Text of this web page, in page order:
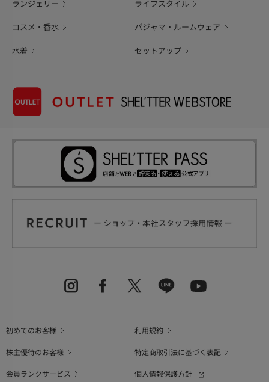
ランジェリー ライフスタイル
コスメ・香水 パジャマ・ルームウェア
水着 セットアップ
初めてのお客様
利用規約
株主優待のお客様
特定商取引法に基づく表記
会員ランクサービス
個人情報保護方針